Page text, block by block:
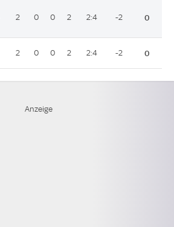
2 0 0 2 2:4 -2 0
2 0 0 2 2:4 -2 0